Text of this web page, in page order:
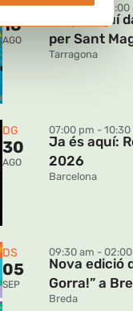
DT
18
AGO
09:00 pm - 11:00
“Puja, aquí
per Sant
Tarragona
DG
30
AGO
07:00 pm - 10:30
Ja és aquí:
2026
Barcelona
DS
05
SEP
09:30 am -
Nova edició
Gorra!” a
Breda